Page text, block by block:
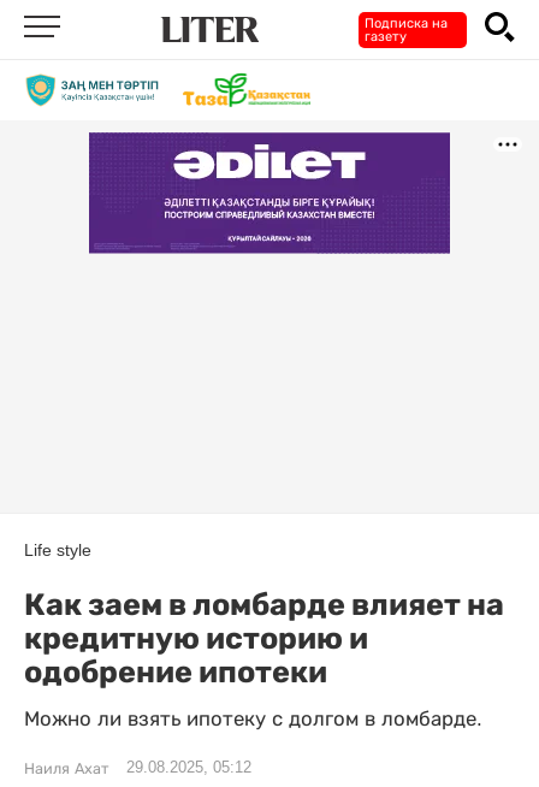
Подписка на
газету
Life style
Как заем в ломбарде влияет на
кредитную историю и
одобрение ипотеки
Можно ли взять ипотеку с долгом в ломбарде.
Наиля Ахат 29.08.2025, 05:12